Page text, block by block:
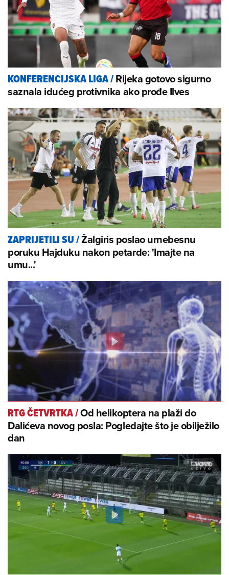
KONFERENCIJSKA LIGA/Rijeka gotovo sigurno
saznala idućeg protivnika ako prođe Ilves
ZAPRIJETILI SU/Žalgiris poslao urnebesnu
poruku Hajduku nakon petarde: 'Imajte na
umu...'
RTG ČETVRTKA/Od helikoptera na plaži do
Dalićeva novog posla: Pogledajte što je obilježilo
dan